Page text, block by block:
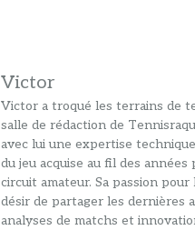
Victor
Victor a troqué les terrains de
salle de rédaction de
avec lui une expertise
du jeu acquise au fil des années
circuit amateur. Sa passion
désir de partager les dernières
analyses de matchs et